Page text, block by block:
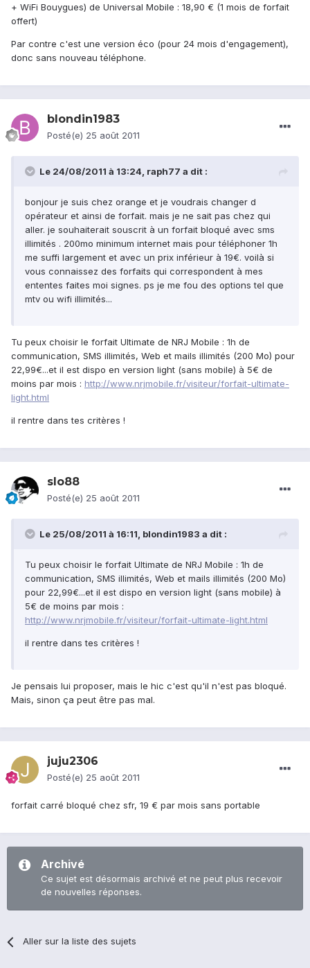
+ WiFi Bouygues) de Universal Mobile : 18,90 € (1 mois de forfait
offert)
Par contre c'est une version éco (pour 24 mois d'engagement),
donc sans nouveau téléphone.
blondin1983
Posté(e) 25 août 2011
Le 24/08/2011 à 13:24, raph77 a dit :
bonjour je suis chez orange et je voudrais changer d
opérateur et ainsi de forfait. mais je ne sait pas chez qui
aller. je souhaiterait souscrit à un forfait bloqué avec sms
illimités . 200mo minimum internet mais pour téléphoner 1h
me suffi largement et avec un prix inférieur à 19€. voilà si
vous connaissez des forfaits qui correspondent à mes
ententes faites moi signes. ps je me fou des options tel que
mtv ou wifi illimités...
Tu peux choisir le forfait Ultimate de NRJ Mobile : 1h de
communication, SMS illimités, Web et mails illimités (200 Mo) pour
22,99€...et il est dispo en version light (sans mobile) à 5€ de
moins par mois : http://www.nrjmobile.fr/visiteur/forfait-ultimate-
light.html
il rentre dans tes critères !
slo88
Posté(e) 25 août 2011
Le 25/08/2011 à 16:11, blondin1983 a dit :
Tu peux choisir le forfait Ultimate de NRJ Mobile : 1h de
communication, SMS illimités, Web et mails illimités (200 Mo)
pour 22,99€...et il est dispo en version light (sans mobile) à
5€ de moins par mois :
http://www.nrjmobile.fr/visiteur/forfait-ultimate-light.html
il rentre dans tes critères !
Je pensais lui proposer, mais le hic c'est qu'il n'est pas bloqué.
Mais, sinon ça peut être pas mal.
juju2306
Posté(e) 25 août 2011
forfait carré bloqué chez sfr, 19 € par mois sans portable
Archivé
Ce sujet est désormais archivé et ne peut plus recevoir
de nouvelles réponses.
Aller sur la liste des sujets